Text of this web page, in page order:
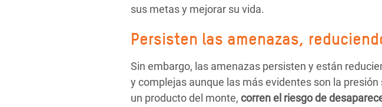
sus metas y mejorar su vida.
Persisten las amenazas,
Sin embargo, las amenazas persisten y están
y complejas aunque las más evidentes son la
un producto del monte, corren el riesgo de